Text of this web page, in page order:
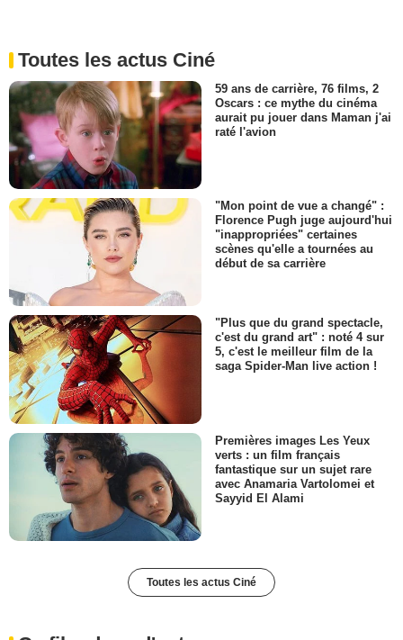
Toutes les actus Ciné
59 ans de carrière, 76 films, 2
Oscars : ce mythe du cinéma
aurait pu jouer dans Maman j'ai
raté l'avion
"Mon point de vue a changé" :
Florence Pugh juge aujourd'hui
"inappropriées" certaines
scènes qu'elle a tournées au
début de sa carrière
"Plus que du grand spectacle,
c'est du grand art" : noté 4 sur
5, c'est le meilleur film de la
saga Spider-Man live action !
Premières images Les Yeux
verts : un film français
fantastique sur un sujet rare
avec Anamaria Vartolomei et
Sayyid El Alami
Toutes les actus Ciné